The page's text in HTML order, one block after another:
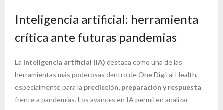
Inteligencia artificial: herramienta
crítica ante futuras pandemias
La inteligencia artificial (IA) destaca como una de las
herramientas más poderosas dentro de One Digital Health,
especialmente para la predicción, preparación y respuesta
frente a pandemias. Los avances en IA permiten analizar